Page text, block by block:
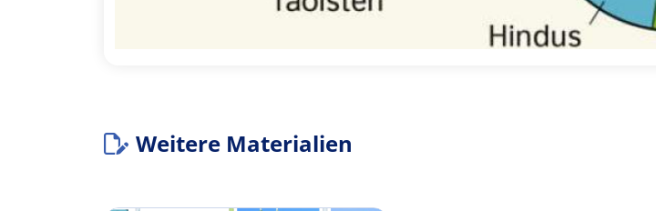
Weitere Materialien